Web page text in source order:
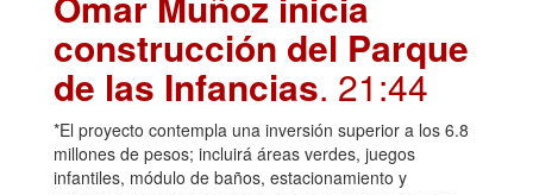
construcción del Parque
de las Infancias. 21:44
*El proyecto contempla una inversión superior a los 6.8
millones de pesos; incluirá áreas verdes, juegos
infantiles, módulo de baños, estacionamiento y